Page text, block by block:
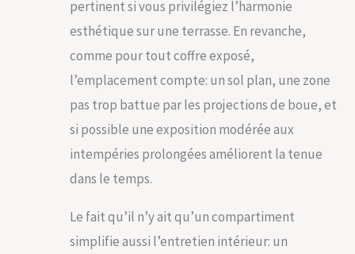
d’appoint. Son
allure sophistiquée
atout déco, tout en
répondant à vos
rangement
exterieur. LA
POLYVALENCE AU
SERVICE DE VOTRE
pas seulement un
espace de
rangement ; il est
pertinent si vous privilégiez l’harmonie
esthétique sur une terrasse. En revanche,
comme pour tout coffre exposé,
l’emplacement compte: un sol plan, une zone
pas trop battue par les projections de boue, et
si possible une exposition modérée aux
intempéries prolongées améliorent la tenue
dans le temps.
Le fait qu’il n’y ait qu’un compartiment
simplifie aussi l’entretien intérieur: un